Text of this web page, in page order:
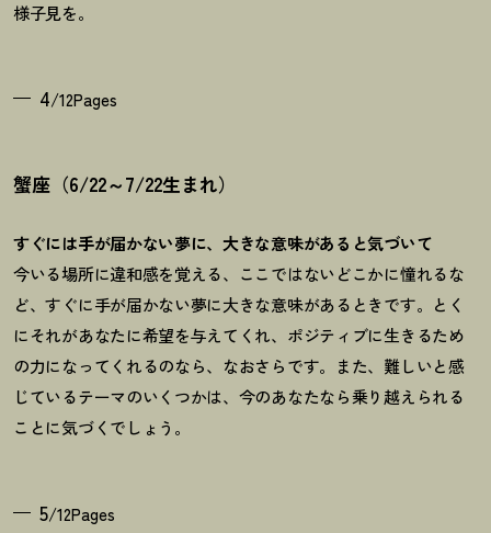
様子見を。
4/12Pages
蟹座（6/22～7/22生まれ）
すぐには手が届かない夢に、大きな意味があると気づいて
今いる場所に違和感を覚える、ここではないどこかに憧れるな
ど、すぐに手が届かない夢に大きな意味があるときです。とく
にそれがあなたに希望を与えてくれ、ポジティブに生きるため
の力になってくれるのなら、なおさらです。また、難しいと感
じているテーマのいくつかは、今のあなたなら乗り越えられる
ことに気づくでしょう。
5/12Pages